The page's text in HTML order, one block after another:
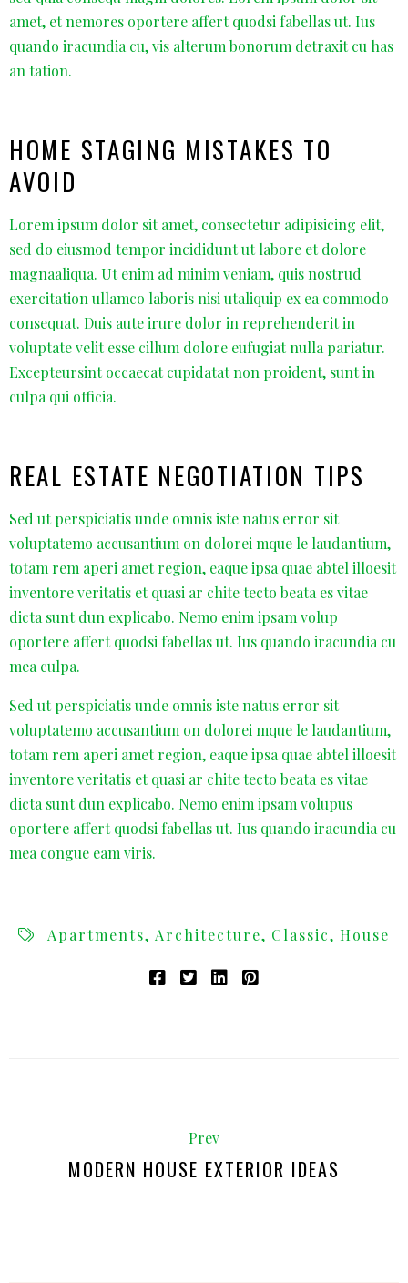
amet, et nemores oportere affert quodsi fabellas ut. Ius
quando iracundia cu, vis alterum bonorum detraxit cu has
an tation.
HOME STAGING MISTAKES TO
AVOID
Lorem ipsum dolor sit amet, consectetur adipisicing elit,
sed do eiusmod tempor incididunt ut labore et dolore
magnaaliqua. Ut enim ad minim veniam, quis nostrud
exercitation ullamco laboris nisi utaliquip ex ea commodo
consequat. Duis aute irure dolor in reprehenderit in
voluptate velit esse cillum dolore eufugiat nulla pariatur.
Excepteursint occaecat cupidatat non proident, sunt in
culpa qui officia.
REAL ESTATE NEGOTIATION TIPS
Sed ut perspiciatis unde omnis iste natus error sit
voluptatemo accusantium on dolorei mque le laudantium,
totam rem aperi amet region, eaque ipsa quae abtel illoesit
inventore veritatis et quasi ar chite tecto beata es vitae
dicta sunt dun explicabo. Nemo enim ipsam volup
oportere affert quodsi fabellas ut. Ius quando iracundia cu
mea culpa.
Sed ut perspiciatis unde omnis iste natus error sit
voluptatemo accusantium on dolorei mque le laudantium,
totam rem aperi amet region, eaque ipsa quae abtel illoesit
inventore veritatis et quasi ar chite tecto beata es vitae
dicta sunt dun explicabo. Nemo enim ipsam volupus
oportere affert quodsi fabellas ut. Ius quando iracundia cu
mea congue eam viris.
Apartments Architecture Classic House
Prev
MODERN HOUSE EXTERIOR IDEAS